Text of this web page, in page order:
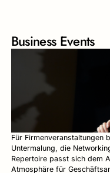
Business Events
Für Firmenveranstaltungen
Untermalung, die
Repertoire passt sich dem
Atmosphäre für